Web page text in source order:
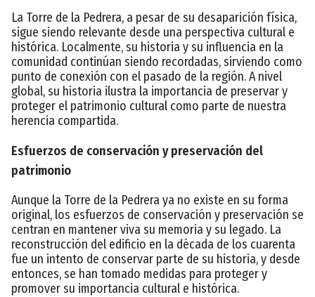
La Torre de la Pedrera, a pesar de su desaparición física,
sigue siendo relevante desde una perspectiva cultural e
histórica. Localmente, su historia y su influencia en la
comunidad continúan siendo recordadas, sirviendo como
punto de conexión con el pasado de la región. A nivel
global, su historia ilustra la importancia de preservar y
proteger el patrimonio cultural como parte de nuestra
herencia compartida.
Esfuerzos de conservación y preservación del
patrimonio
Aunque la Torre de la Pedrera ya no existe en su forma
original, los esfuerzos de conservación y preservación se
centran en mantener viva su memoria y su legado. La
reconstrucción del edificio en la década de los cuarenta
fue un intento de conservar parte de su historia, y desde
entonces, se han tomado medidas para proteger y
promover su importancia cultural e histórica.